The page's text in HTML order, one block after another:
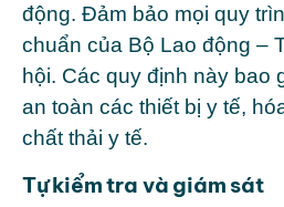
động. Đảm bảo mọi quy
chuẩn của Bộ Lao động –
hội. Các quy định này bao
an toàn các thiết bị y tế,
chất thải y tế.
Tự kiểm tra và giám sát